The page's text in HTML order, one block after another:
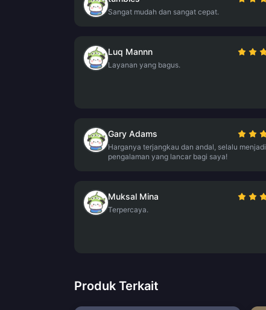
Sangat mudah dan sangat cepat.
Luq Mannn
Layanan yang bagus.
Gary Adams
Harganya terjangkau dan andal, selalu menjadi
pengalaman yang lancar bagi saya!
Muksal Mina
Terpercaya.
Produk Terkait